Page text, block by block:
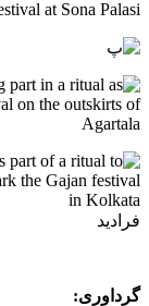
فرادید
گرداوری: